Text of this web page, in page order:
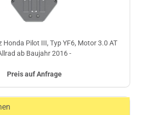
Pilot III, Typ YF6, Motor 3.0 AT
ab Baujahr 2016 -
Preis auf Anfrage